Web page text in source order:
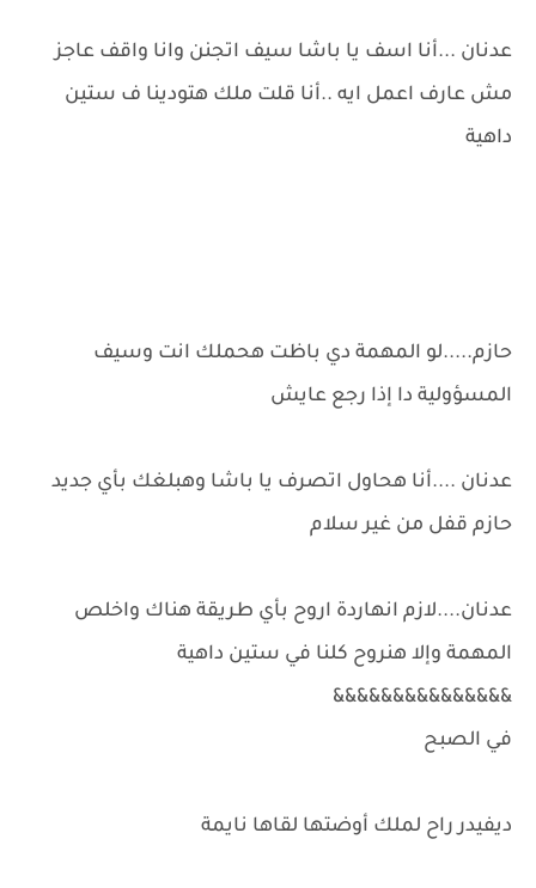
عدنان ...أنا اسف يا باشا سيف اتجنن وانا واقف عاجز
مش عارف اعمل ايه ..أنا قلت ملك هتودينا ف ستين
داهية
حازم.....لو المهمة دي باظت هحملك انت وسيف
المسؤولية دا إذا رجع عايش
عدنان ....أنا هحاول اتصرف يا باشا وهبلغك بأي جديد
حازم قفل من غير سلام
عدنان....لازم انهاردة اروح بأي طريقة هناك واخلص
المهمة وإلا هنروح كلنا في ستين داهية
&&&&&&&&&&&&&&&
في الصبح
ديفيدر راح لملك أوضتها لقاها نايمة